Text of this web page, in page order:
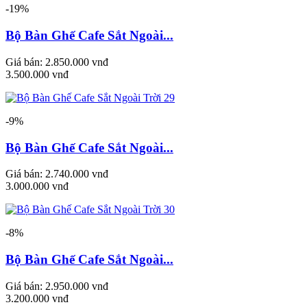
-19%
Bộ Bàn Ghế Cafe Sắt Ngoài...
Giá bán: 2.850.000 vnđ
3.500.000 vnđ
-9%
Bộ Bàn Ghế Cafe Sắt Ngoài...
Giá bán: 2.740.000 vnđ
3.000.000 vnđ
-8%
Bộ Bàn Ghế Cafe Sắt Ngoài...
Giá bán: 2.950.000 vnđ
3.200.000 vnđ